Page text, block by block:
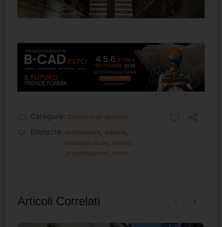
Categorie: Comunicati stampa
Etichette: architettura edilizia
instrastrutture
metro
progettazione
roma
Articoli Correlati